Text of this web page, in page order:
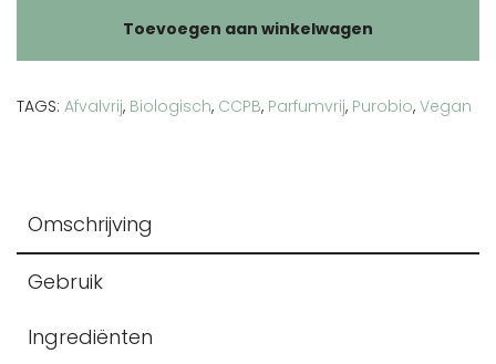
03
aantal
Toevoegen aan winkelwagen
TAGS: Afvalvrij, Biologisch, CCPB, Parfumvrij, Purobio, Vegan
Omschrijving
Gebruik
Ingrediënten